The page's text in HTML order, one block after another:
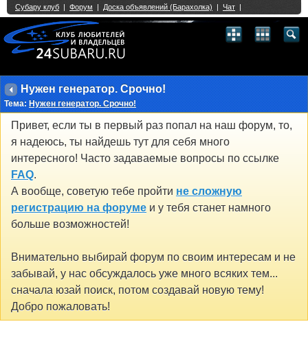
Нужен генератор. Срочно!
Тема: Нужен генератор. Срочно!
Привет, если ты в первый раз попал на наш форум, то,
я надеюсь, ты найдешь тут для себя много
интересного! Часто задаваемые вопросы по ссылке
FAQ.
А вообще, советую тебе пройти не сложную
регистрацию на форуме и у тебя станет намного
больше возможностей!
Внимательно выбирай форум по своим интересам и не
забывай, у нас обсуждалось уже много всяких тем...
сначала юзай поиск, потом создавай новую тему!
Добро пожаловать!
Single Sign On provided byvBSSO
2 3 4 5 6 7 8 9 10 11 12 13 21 22 23 24 25 26
27 28 29 30 31 32 33 40 41 42 43